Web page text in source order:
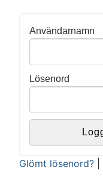
Användarnamn
Lösenord
Glömt lösenord?